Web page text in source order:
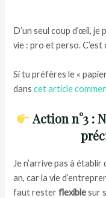
D’un seul coup d’œil, je
vie : pro et perso. C’est
Si tu préfères le «
danscet article
Action n°3 :
Je n’arrive pas à
an, car la vie
faut resterflexiblesur